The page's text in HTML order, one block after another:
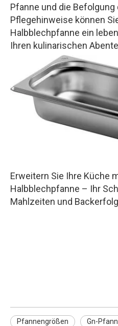
Pfanne und die
Pflegehinweise können
Halbblechpfanne ein
Ihren kulinarischen
Erweitern Sie Ihre Küche
Halbblechpfanne – Ihr
Mahlzeiten und
Pfannengrößen Gn-